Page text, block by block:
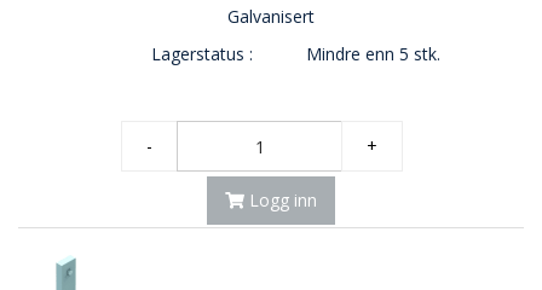
Galvanisert
Lagerstatus :
Mindre enn 5 stk.
- +
Logg inn